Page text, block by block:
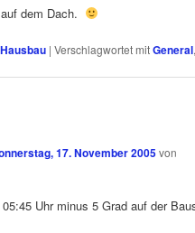
dem Dach.
Hausbau |Verschlagwortet mitGeneral
17. November 2005von
05:45 Uhr minus 5 Grad auf der